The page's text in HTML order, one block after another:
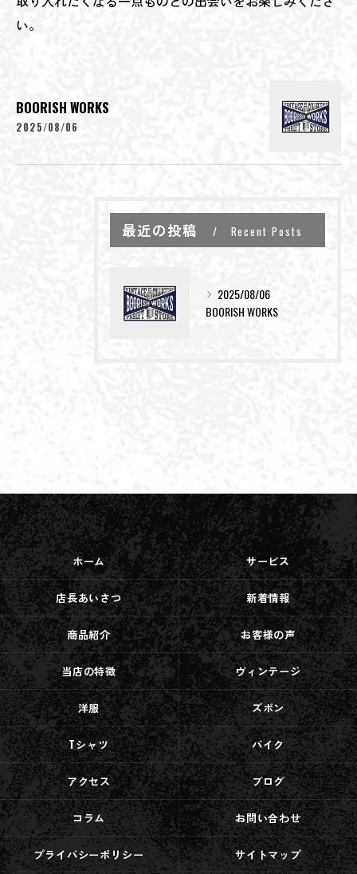
い。
BOORISH WORKS
2025/08/06
最近の投稿 Recent Posts
2025/08/06
BOORISH WORKS
ホーム サービス
店長あいさつ 新着情報
商品紹介 お客様の声
当店の特徴 ヴィンテージ
洋服 ズボン
Tシャツ バイク
アクセス ブログ
コラム お問い合わせ
プライバシーポリシー サイトマップ